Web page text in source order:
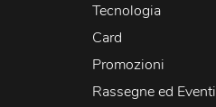
Tecnologia
Card
Promozioni
Rassegne ed Eventi